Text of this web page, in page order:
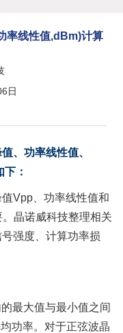
率线性值,dBm)计算
日
、功率线性值、
：
Vpp、功率线性值和
晶诺威科技整理相关
强度、计算功率损
最大值与最小值之间
功率。对于正弦波晶